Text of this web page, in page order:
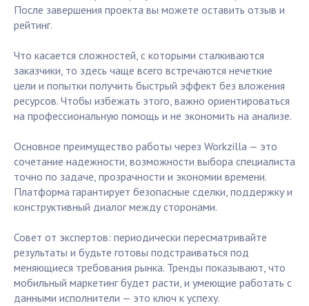
После завершения проекта вы можете оставить отзыв и
рейтинг.
Что касается сложностей, с которыми сталкиваются
заказчики, то здесь чаще всего встречаются нечеткие
цели и попытки получить быстрый эффект без вложения
ресурсов. Чтобы избежать этого, важно ориентироваться
на профессиональную помощь и не экономить на анализе.
Основное преимущество работы через Workzilla — это
сочетание надежности, возможности выбора специалиста
точно по задаче, прозрачности и экономии времени.
Платформа гарантирует безопасные сделки, поддержку и
конструктивный диалог между сторонами.
Совет от экспертов: периодически пересматривайте
результаты и будьте готовы подстраиваться под
меняющиеся требования рынка. Тренды показывают, что
мобильный маркетинг будет расти, и умеющие работать с
данными исполнители — это ключ к успеху.